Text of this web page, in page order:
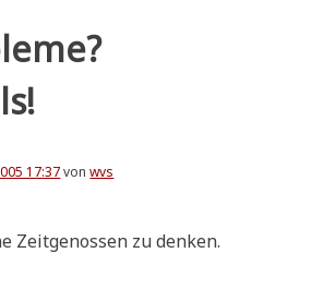
17:37vonwvs
Zeit­ge­nos­sen zu denken.